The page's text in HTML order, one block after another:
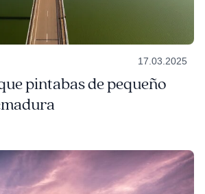
17.03.2025
pintabas de pequeño